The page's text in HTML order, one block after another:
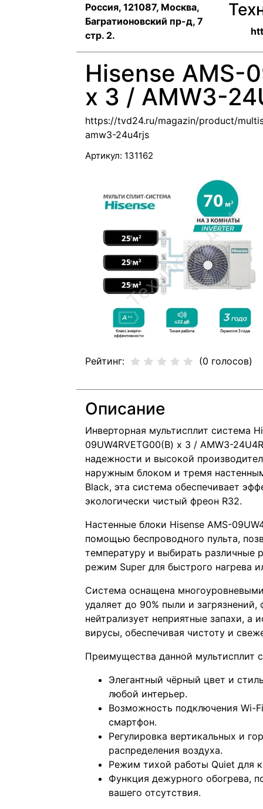
Россия, 121087, Москва,
Багратионовский пр-д, 7
стр. 2.
Нisеnse АМS-
x 3 / АMW3-
https://tvd24.ru/magazin/product/
amw3-24u4rjs
Артикул: 131162
Рейтинг: (0 голосов)
Описание
Инверторная мультисплит система
09UW4RVETG00(В) х 3 / AMW3-
надежности и высокой
наружным блоком и тремя
Black, эта система обеспечивает
экологически чистый фреон R32.
Настенные блоки Hisense AMS-
помощью беспроводного пульта,
температуру и выбирать
режим Super для быстрого нагрева
Система оснащена
удаляет до 90% пыли и
нейтрализует неприятные запахи, а
вирусы, обеспечивая чистоту и
Преимущества данной мультисплит
Элегантный чёрный цвет и
любой интерьер.
Возможность подключения Wi-
смартфон.
Регулировка вертикальных и
распределения воздуха.
Режим тихой работы Quiet для
Функция дежурного обогрева,
вашего отсутствия.